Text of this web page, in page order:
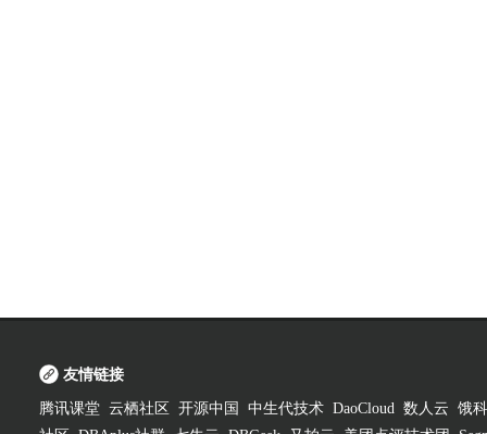
友情链接
腾讯课堂 云栖社区 开源中国 中生代技术 DaoCloud 数人云 饿